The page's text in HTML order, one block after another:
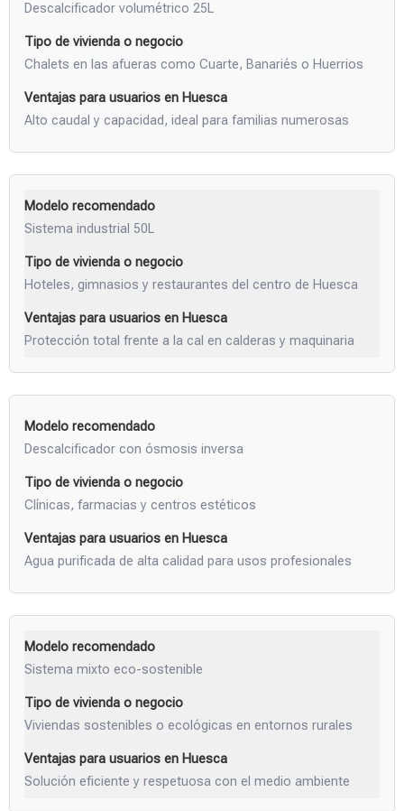
Descalcificador volumétrico 25L
Chalets en las afueras como Cuarte, Banariés o Huerrios
Alto caudal y capacidad, ideal para familias numerosas
Sistema industrial 50L
Hoteles, gimnasios y restaurantes del centro de Huesca
Protección total frente a la cal en calderas y maquinaria
Descalcificador con ósmosis inversa
Clínicas, farmacias y centros estéticos
Agua purificada de alta calidad para usos profesionales
Sistema mixto eco-sostenible
Viviendas sostenibles o ecológicas en entornos rurales
Solución eficiente y respetuosa con el medio ambiente